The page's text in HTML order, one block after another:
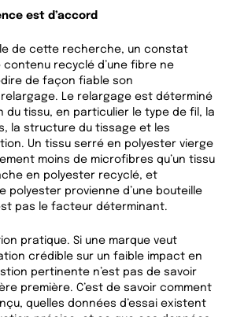
est d’accord
de cette recherche, un constat
recyclé d’une fibre ne
de façon fiable son
Le relargage est déterminé
du tissu, en particulier le type de fil, la
la structure du tissage et les
Un tissu serré en polyester vierge
moins de microfibres qu’un tissu
en polyester recyclé, et
polyester provienne d’une bouteille
pas le facteur déterminant.
pratique. Si une marque veut
crédible sur un faible impact en
pertinente n’est pas de savoir
première. C’est de savoir comment
quelles données d’essai existent